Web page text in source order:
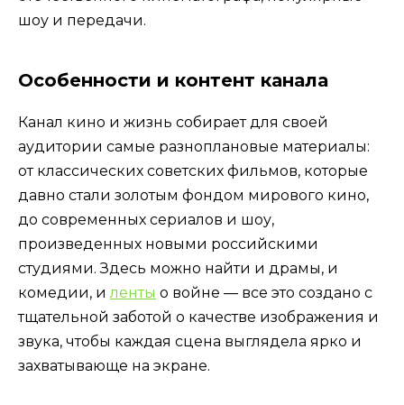
шоу и передачи.
Особенности и контент канала
Канал кино и жизнь собирает для своей
аудитории самые разноплановые материалы:
от классических советских фильмов, которые
давно стали золотым фондом мирового кино,
до современных сериалов и шоу,
произведенных новыми российскими
студиями. Здесь можно найти и драмы, и
комедии, иленты о войне — все это создано с
тщательной заботой о качестве изображения и
звука, чтобы каждая сцена выглядела ярко и
захватывающе на экране.